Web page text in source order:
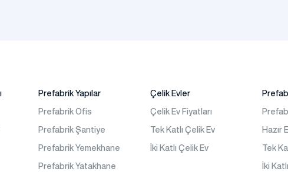
Prefabrik Yapılar
Prefabrik Ofis
Prefabrik Şantiye
Prefabrik Yemekhane
Prefabrik Yatakhane
Çelik Evler
Çelik Ev Fiyatları
Tek Katlı Çelik Ev
İki Katlı Çelik Ev
Hazır
Tek
İki